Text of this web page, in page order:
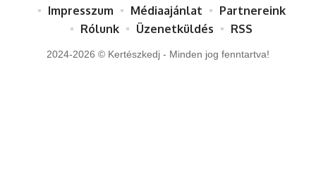
2024-2026 © Kertészkedj - Minden jog fenntartva!
Impresszum
Médiaajánlat
Partnereink
Rólunk
Üzenetküldés RSS